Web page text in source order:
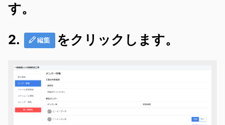
す。
2.
をクリックします。